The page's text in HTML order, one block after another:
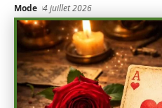
Mode 4 juillet 2026